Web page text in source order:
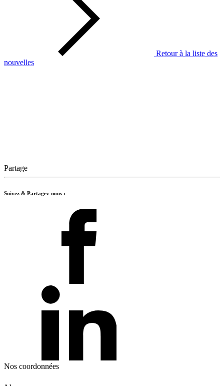
Retour à la liste des
nouvelles
Partage
Suivez & Partagez-nous :
Nos coordonnées